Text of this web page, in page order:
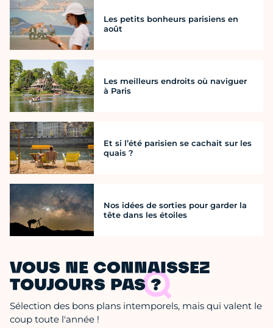
Les petits bonheurs parisiens en
août
Les meilleurs endroits où naviguer
à Paris
Et si l’été parisien se cachait sur les
quais ?
Nos idées de sorties pour garder la
tête dans les étoiles
VOUS NE CONNAISSEZ
TOUJOURS PAS ?
Sélection des bons plans intemporels, mais qui valent le
coup toute l'année !